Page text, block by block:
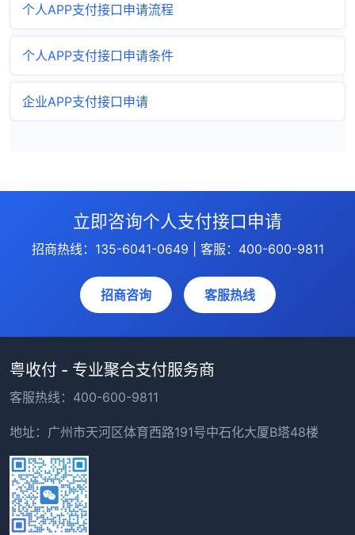
个人APP支付接口申请流程
个人APP支付接口申请条件
企业APP支付接口申请
立即咨询个人支付接口申请
招商热线：135-6041-0649 | 客服：400-600-9811
招商咨询 客服热线
粤收付 - 专业聚合支付服务商
客服热线：400-600-9811
地址：广州市天河区体育西路191号中石化大厦B塔48楼